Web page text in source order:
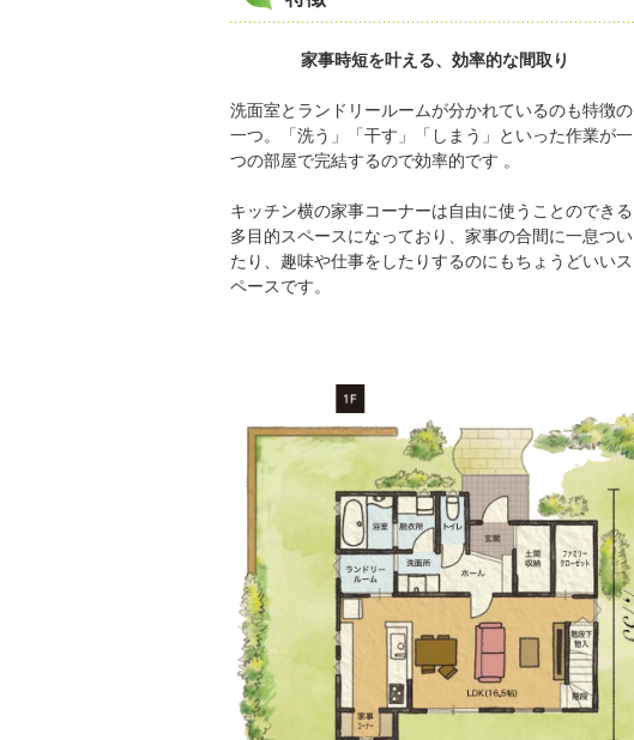
家事時短を叶える、効率的な間取り
洗面室とランドリールームが分かれているのも特徴の
一つ。「洗う」「干す」「しまう」といった作業が一
つの部屋で完結するので効率的です 。
キッチン横の家事コーナーは自由に使うことのできる
多目的スペースになっており、家事の合間に一息つい
たり、趣味や仕事をしたりするのにもちょうどいいス
ペースです。